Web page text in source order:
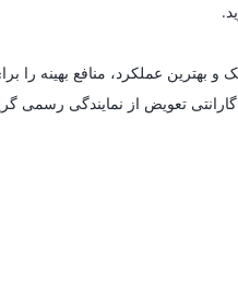
عملکرد، منافع بهینه را
تعویض از نمایندگی رسمی